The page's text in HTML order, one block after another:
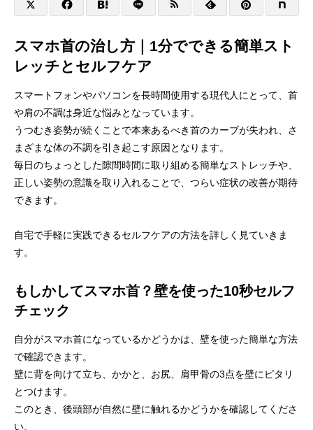
スマホ首の治し方｜1分でできる簡単スト
レッチとセルフケア
スマートフォンやパソコンを長時間使用する現代人にとって、首
や肩の不調は身近な悩みとなっています。
うつむき姿勢が続くことで本来あるべき首のカーブが失われ、さ
まざまな体の不調を引き起こす原因となります。
毎日のちょっとした隙間時間に取り組める簡単なストレッチや、
正しい姿勢の意識を取り入れることで、つらい症状の改善が期待
できます。
自宅で手軽に実践できるセルフケアの方法を詳しく見ていきま
す。
もしかしてスマホ首？壁を使った10秒セルフ
チェック
自分がスマホ首になっているかどうかは、壁を使った簡単な方法
で確認できます。
壁に背を向けて立ち、かかと、お尻、肩甲骨の3点を壁にピタリ
とつけます。
このとき、後頭部が自然に壁に触れるかどうかを確認してくださ
い。